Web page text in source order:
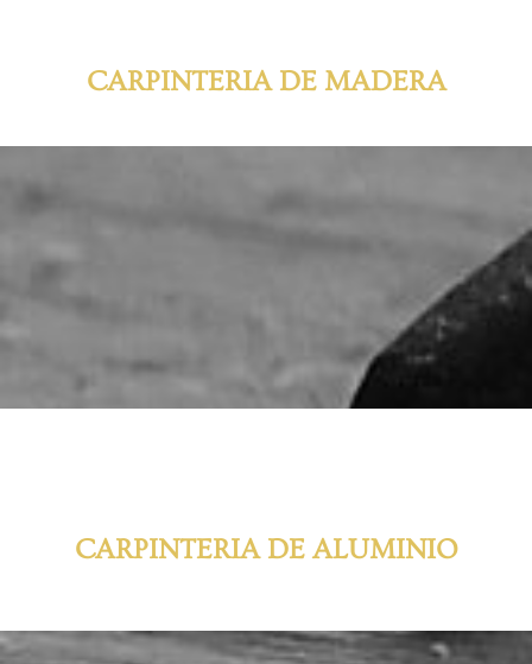
CARPINTERIA DE MADERA
CARPINTERIA DE ALUMINIO